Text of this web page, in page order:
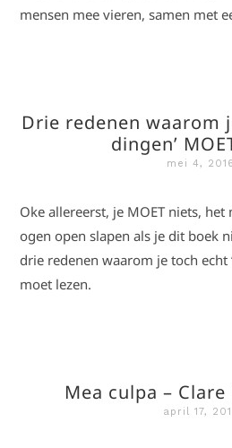
mensen mee vieren, samen met
Drie redenen waarom
dingen’
mei 4, 2016
Oke allereerst, je MOET niets,
ogen open slapen als je dit boek
drie redenen waarom je toch echt
moet lezen.
Mea culpa –
april 17,